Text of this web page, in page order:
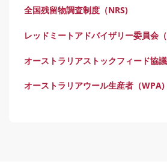
全国残留物調査制度（NRS)
レッドミートアドバイザリー委員会
オーストラリアストックフィード協
オーストラリアウール生産者（WPA)